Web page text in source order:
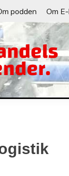
podden Om